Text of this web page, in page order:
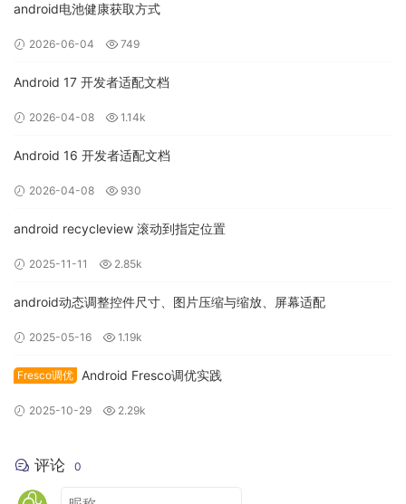
完成八成的工作，剩余少数的边界情况再 case by case 解决。
会参与重组中的diff。参数 diff 过程中
不稳定类型与 Composition 存储的历史值做
当所有参数 diff 均返回 false 时，Composable 会跳过重组。
注意：正确理解“强制跳过模式” 的意思，并非
强制 Composable 跳过重组，而是强制
体是否跳过重组要根据比较结果来看
如何开启强跳
tasks .withType
android电池健康获取方式
2026-06-04 749
Android 17 开发者适配文档
2026-04-08 1.14k
Android 16 开发者适配文档
2026-04-08 930
android recycleview 滚动到指定位置
2025-11-11 2.85k
android动态调整控件尺寸、图片压缩与缩放、屏幕适配
2025-05-16 1.19k
Fresco调优 Android Fresco调优实践
2025-10-29 2.29k
评论 0